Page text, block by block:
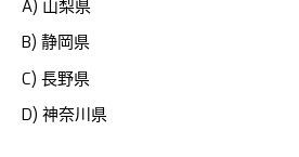
A) 山梨県
B) 静岡県
C) 長野県
D) 神奈川県